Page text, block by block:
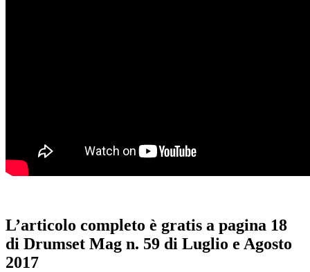
L’articolo completo è gratis a pagina 18
di Drumset Mag n. 59 di Luglio e Agosto
2017